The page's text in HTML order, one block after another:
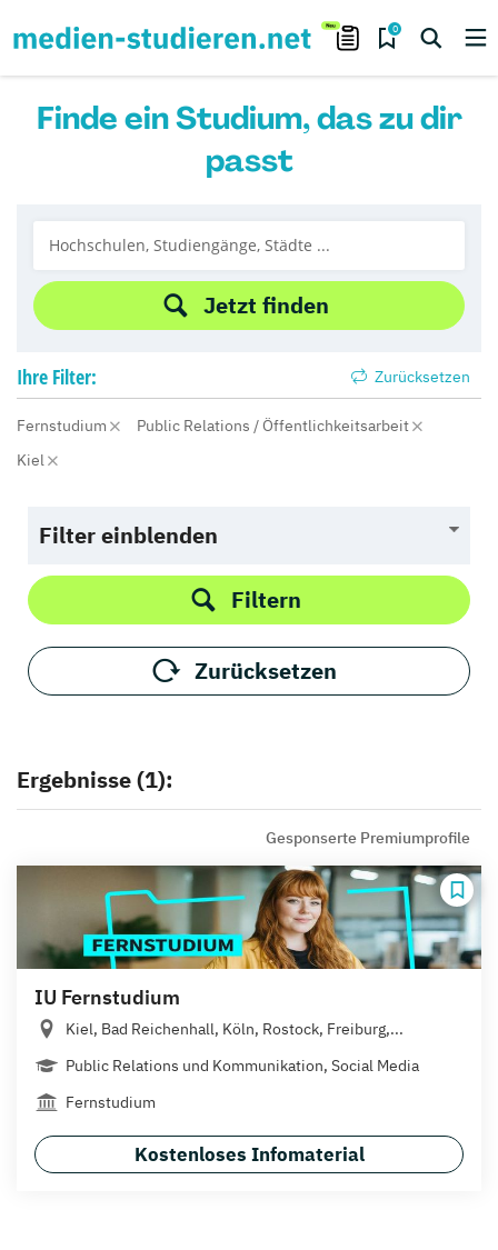
0
Finde ein Studium, das zu dir
passt
Jetzt finden
Ihre Filter: Zurücksetzen
Fernstudium
Public Relations / Öffentlichkeitsarbeit
Kiel
Filter einblenden
Filtern
Zurücksetzen
Ergebnisse (1):
Gesponserte Premiumprofile
IU Fernstudium
Kiel, Bad Reichenhall, Köln, Rostock, Freiburg,...
Public Relations und Kommunikation, Social Media
Fernstudium
Kostenloses Infomaterial